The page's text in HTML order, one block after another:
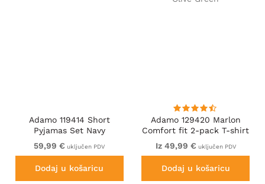
Adamo 119414 Short
Pyjamas Set Navy
59,99 € uključen PDV
Dodaj u košaricu
Adamo 129420 Marlon
Comfort fit 2-pack T-shirt
Olive Green
Iz 49,99 € uključen PDV
Dodaj u košaricu